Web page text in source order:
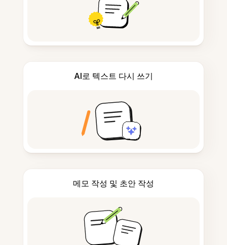
AI로 텍스트 다시 쓰기
메모 작성 및 초안 작성